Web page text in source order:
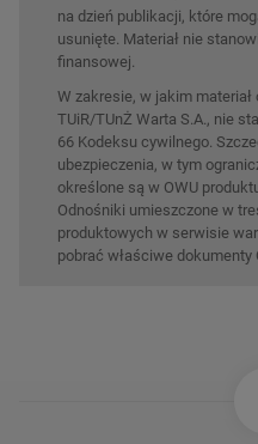
na dzień publikacji, które
usunięte. Materiał nie
finansowej.
W zakresie, w jakim
TUiR/TUnŻ Warta S.A., nie
66 Kodeksu cywilnego.
ubezpieczenia, w tym
określone są w OWU
Odnośniki umieszczone w
produktowych w serwisie
pobrać właściwe dokumenty